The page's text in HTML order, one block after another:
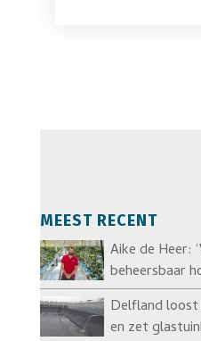
MEEST RECENT
Aike de Heer:
beheersbaar
Delfland
en zet